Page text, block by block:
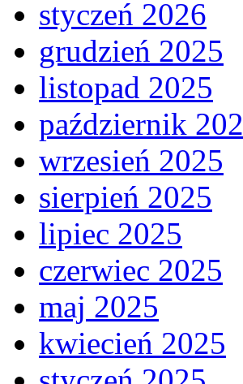
styczeń 2026
grudzień 2025
listopad 2025
październik
wrzesień 2025
sierpień 2025
lipiec 2025
czerwiec 2025
maj 2025
kwiecień 2025